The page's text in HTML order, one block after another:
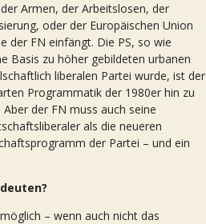
Armen, der Arbeitslosen, der
oder der Europäischen Union
der FN einfängt. Die PS, so wie
Basis zu höher gebildeten urbanen
liberalen Partei wurde, ist der
Programmatik der 1980er hin zu
der FN muss auch seine
als die neueren
der Partei – und ein
– wenn auch nicht das